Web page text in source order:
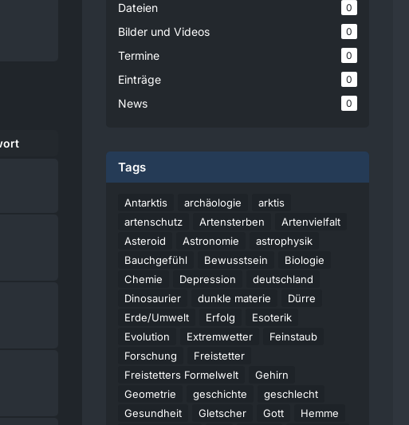
Dateien 0
Bilder und Videos 0
Termine 0
Einträge 0
News 0
Tags
Antarktis archäologie
arktis
artenschutz
Artensterben
Artenvielfalt
Asteroid
Astronomie
astrophysik
Bauchgefühl
Bewusstsein
Biologie
Chemie
Depression
deutschland
Dinosaurier
dunkle materie
Dürre
Erde/Umwelt
Erfolg
Esoterik
Evolution
Extremwetter
Feinstaub
Forschung
Freistetter
Freistetters Formelwelt
Gehirn
Geometrie
geschichte
geschlecht
Gesundheit
Gletscher Gott
Hemme